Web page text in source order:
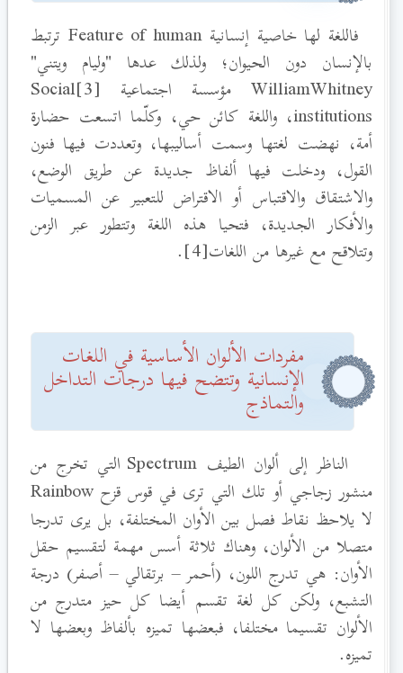
فاللغة لها خاصية إنسانية Feature of human
ترتبط
بالإنسان دون الحيوان؛ ولذلك عدها "وليام ويتني"
WilliamWhitney
مؤسسة اجتماعية [3]Social
institutions، واللغة كائن حي، وكلّما اتسعت حضارة
أمة، نهضت لغتها وسمت أساليبها، وتعددت فيها فنون
القول، ودخلت فيها ألفاظ جديدة عن طريق الوضع،
والاشتقاق والاقتباس أو الاقتراض للتعبير عن المسميات
والأفكار الجديدة، فتحيا هذه اللغة وتتطور عبر الزمن
وتتلاقح مع غيرها من اللغات[4].
مفردات الألوان الأساسية في اللغات
الإنسانية وتتضح فيها درجات التداخل
والتماذج
الناظر إلى ألوان الطيف Spectrum
التي تخرج من
منشور زجاجي أو تلك التي ترى في قوس قزح Rainbow
لا يلاحظ نقاط فصل بين الأوان المختلفة، بل يرى تدرجا
متصلا من الألوان، وهناك ثلاثة أسس مهمة لتقسيم حقل
الأوان: هي تدرج اللون، (أحمر – برتقالي – أصفر) درجة
التشبع، ولكن كل لغة تقسم أيضا كل حيز متدرج من
الألوان تقسيما مختلفا، فبعضها تميزه بألفاظ وبعضها لا
تميزه.